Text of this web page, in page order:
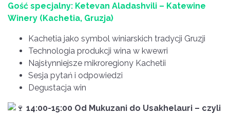
Gość specjalny: Ketevan Aladashvili – Katewine
Winery (Kachetia, Gruzja)
Kachetia jako symbol winiarskich tradycji Gruzji
Technologia produkcji wina w kwewri
Najsłynniejsze mikroregiony Kachetii
Sesja pytań i odpowiedzi
Degustacja win
14:00-15:00 Od Mukuzani do Usakhelauri – czyli